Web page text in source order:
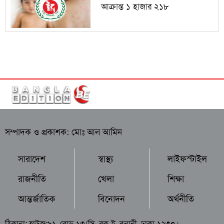
আক্রান্ত ১ হাজার ২১৮
সম্পাদক ও প্রকাশক: মোঃ আল আমিন
সারাদেশ
রাজনীতি
আন্তর্জাতিক
স্বাস্থ্য
খেলা
বিনোদন
লাইফস্টাইল
শিক্ষা
অর্থনীতি